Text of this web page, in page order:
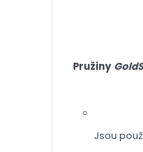
Pružiny
Jsou